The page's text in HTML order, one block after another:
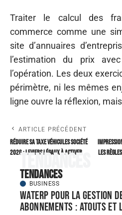
Traiter le calcul des
commerce comme une
site d’annuaires
l’estimation du prix
l’opération. Les deux
périmètre, ni les mêmes
ligne ouvre la réflexion,
ARTICLE PRÉCÉDENT
Réduire sa taxe véhicules société
2026 : leviers légaux à activer
les
Tendances
Tendances
BUSINESS
WATERP pour la gestion
abonnements : atouts et